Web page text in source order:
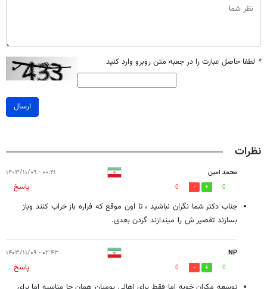
* لطفا حاصل عبارت را در جعبه متن روبرو وارد کنید
ارسال
نظرات
محمد امین ۰۰:۴۱ - ۱۴۰۳/۱۱/۰۹
0
0
پاسخ
جناب دکتر شما نگران نباشید ، تا اون موقع که فراره باز خراب کنند وباز
بسازند تقصیر ش را میندازند گردن بعدی.
NP ۰۲:۴۳ - ۱۴۰۳/۱۱/۰۹
0
0
پاسخ